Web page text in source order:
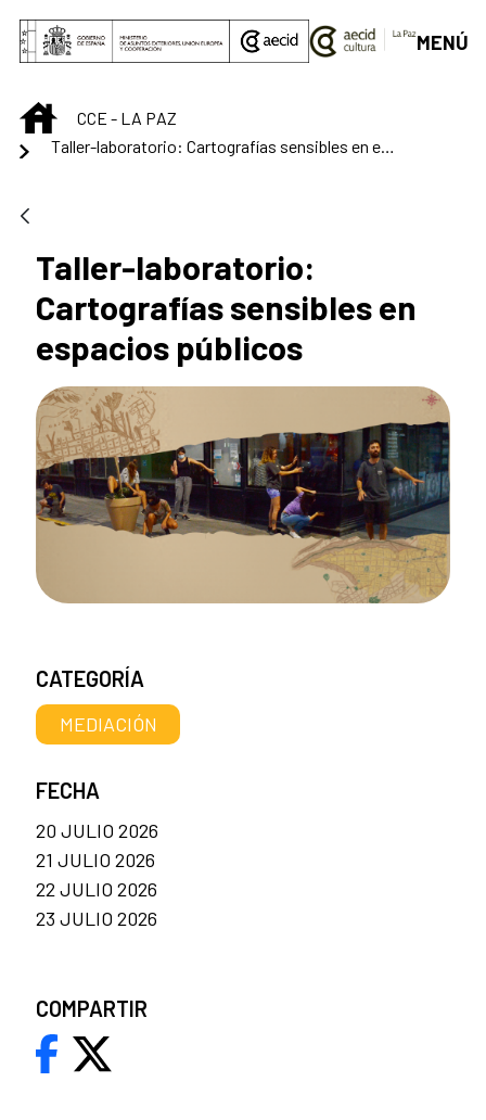
Saltar al contenido principal
MENÚ
INICIOCCE - LA PAZ
Taller-laboratorio: Cartografías sensibles en espacios públicos
Taller-laboratorio:
Cartografías sensibles en
espacios públicos
CATEGORÍA
MEDIACIÓN
FECHA
20 JULIO 2026
21 JULIO 2026
22 JULIO 2026
23 JULIO 2026
COMPARTIR